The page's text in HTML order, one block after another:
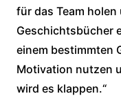
für das Team
Geschichtsbücher
einem bestimmten
Motivation nutzen
wird es klappen.“